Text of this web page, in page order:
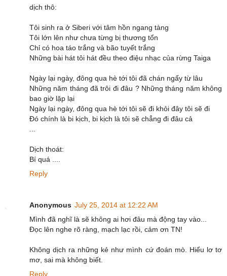
dịch thô:
Tôi sinh ra ở Siberi với tâm hồn ngang tàng
Tôi lớn lên như chưa từng bị thương tổn
Chỉ có hoa táo trắng và bão tuyết trắng
Những bài hát tôi hát đều theo điệu nhạc của rừng Taiga
Ngày lại ngày, đông qua hè tới tôi đã chán ngấy từ lâu
Những năm tháng đã trôi đi đâu ? Những tháng năm không
bao giờ lặp lại
Ngày lại ngày, đông qua hè tới tôi sẽ đi khỏi đây tôi sẽ đi
Đó chính là bi kịch, bi kịch là tôi sẽ chẳng đi đâu cả
Dịch thoát:
Bí quá ....
Reply
Anonymous July 25, 2014 at 12:22 AM
Mình đã nghĩ là sẽ không ai hơi đâu mà động tay vào...
Đọc lên nghe rõ ràng, mạch lạc rồi, cảm ơn TN!
Không dịch ra những kẻ như mình cứ đoán mò. Hiểu lơ tơ
mơ, sai mà không biết.
Reply